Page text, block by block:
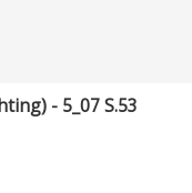
- 5_07 S.53